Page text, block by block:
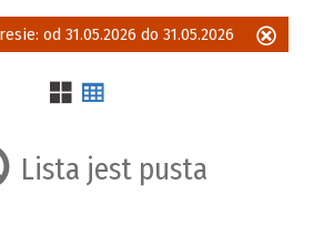
Szukana fraza
od 31.05.2026 do 31.05.2026
Lista jest pusta